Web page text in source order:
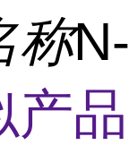
称
产